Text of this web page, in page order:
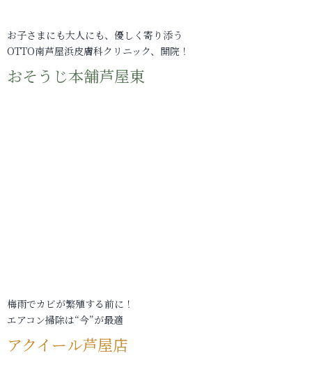
お子さまにも大人にも、優しく寄り添う
OTTO南芦屋浜皮膚科クリニック、開院！
おそうじ本舗芦屋東
梅雨でカビが繁殖する前に！
エアコン掃除は“今”が最適
アクイール芦屋店